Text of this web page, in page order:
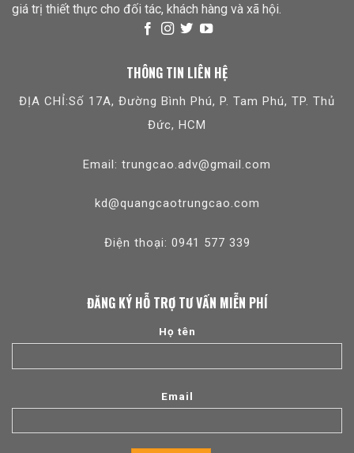
giá trị thiết thực cho đối tác, khách hàng và xã hội.
THÔNG TIN LIÊN HỆ
ĐỊA CHỈ:Số 17A, Đường Bình Phú, P. Tam Phú, TP. Thủ
Đức, HCM
Email: trungcao.adv@gmail.com
kd@quangcaotrungcao.com
Điện thoại: 0941 577 339
ĐĂNG KÝ HỖ TRỢ TƯ VẤN MIỄN PHÍ
Họ tên
Email